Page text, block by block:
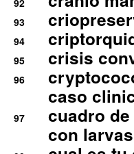
92
93
94
95 crisis
96
caso
97
cuadro
con